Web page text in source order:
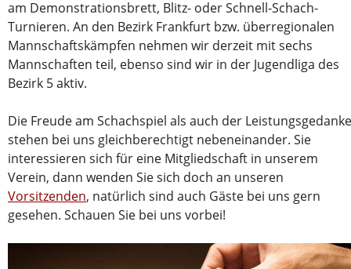
am Demonstrationsbrett, Blitz- oder Schnell-Schach-
Turnieren. An den Bezirk Frankfurt bzw. überregionalen
Mannschaftskämpfen nehmen wir derzeit mit sechs
Mannschaften teil, ebenso sind wir in der Jugendliga des
Bezirk 5 aktiv.
Die Freude am Schachspiel als auch der Leistungsgedanke
stehen bei uns gleichberechtigt nebeneinander. Sie
interessieren sich für eine Mitgliedschaft in unserem
Verein, dann wenden Sie sich doch an unseren
Vorsitzenden, natürlich sind auch Gäste bei uns gern
gesehen. Schauen Sie bei uns vorbei!